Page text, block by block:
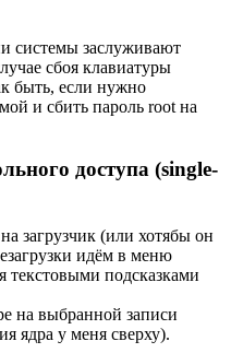
системы заслуживают
сбоя клавиатуры
быть, если нужно
и сбить пароль root на
доступа (single-
загрузчик (или хотябы он
идём в меню
текстовыми подсказками
на выбранной записи
ядра у меня сверху).